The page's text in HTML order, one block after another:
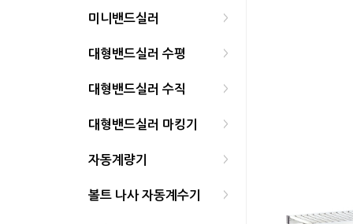
미니밴드실러 >
대형밴드실러 수평 >
대형밴드실러 수직 >
대형밴드실러 마킹기 >
자동계량기 >
볼트 나사 자동계수기 >